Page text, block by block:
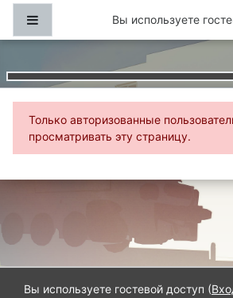
Перейти к основному содержанию
Боковая панельВы используете
Только авторизованные
просматривать эту страницу.
Вы используете гостевой доступ (